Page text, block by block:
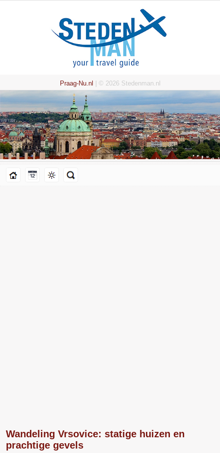
Praag-Nu.nl | © 2026 Stedenman.nl
Wandeling Vrsovice: statige huizen en
prachtige gevels